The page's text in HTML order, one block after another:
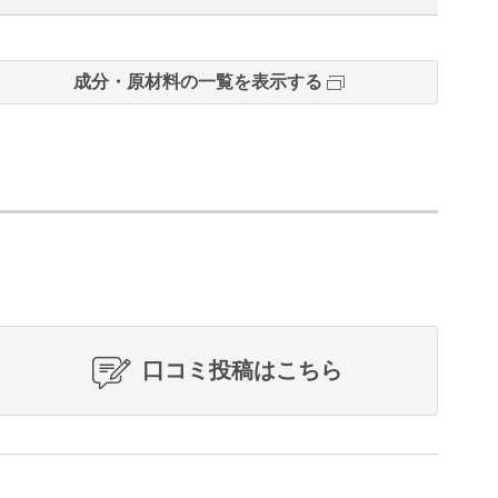
成分・原材料の一覧を表示する
口コミ投稿はこちら